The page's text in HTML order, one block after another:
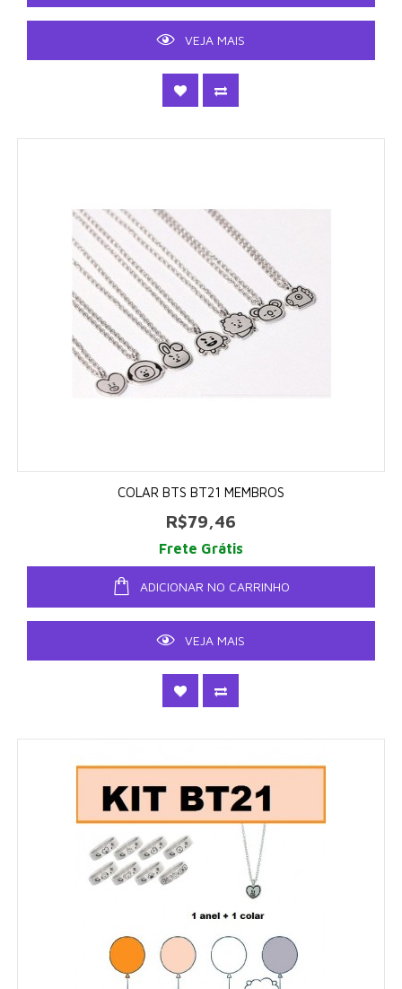
VEJA MAIS
COLAR BTS BT21 MEMBROS
R$79,46
Frete Grátis
ADICIONAR NO CARRINHO
VEJA MAIS